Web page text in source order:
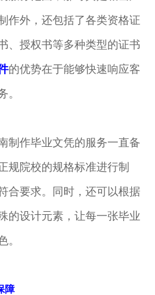
作外，还包括了各类资格证
、授权书等多种类型的证书
的优势在于能够快速响应客
。
制作毕业文凭的服务一直备
规院校的规格标准进行制
合要求。同时，还可以根据
的设计元素，让每一张毕业
。
障